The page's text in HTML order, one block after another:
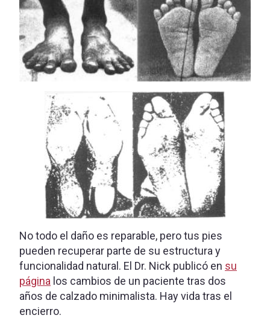
No todo el daño es reparable, pero tus pies
pueden recuperar parte de su estructura y
funcionalidad natural. El Dr. Nick publicó en su
página los cambios de un paciente tras dos
años de calzado minimalista. Hay vida tras el
encierro.